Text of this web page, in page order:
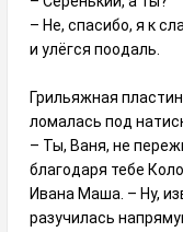
– Не, спасибо, я к
и улёгся поодаль.
Грильяжная
ломалась под
– Ты, Ваня, не
благодаря тебе
Ивана Маша. – Ну,
разучилась